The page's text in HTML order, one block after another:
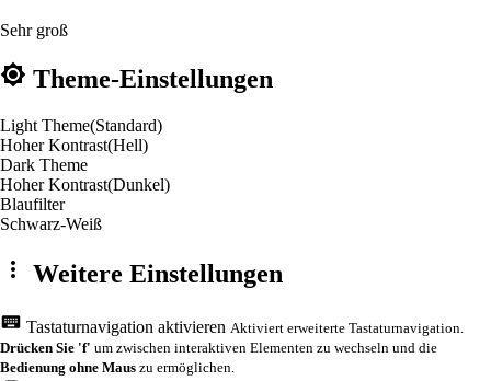
Sehr groß
Theme-Einstellungen
Light Theme(Standard)
Hoher Kontrast(Hell)
Dark Theme
Hoher Kontrast(Dunkel)
Blaufilter
Schwarz-Weiß
Weitere Einstellungen
Tastaturnavigation aktivieren Aktiviert erweiterte Tastaturnavigation.
Drücken Sie 'f' um zwischen interaktiven Elementen zu wechseln und die
Bedienung ohne Maus zu ermöglichen.